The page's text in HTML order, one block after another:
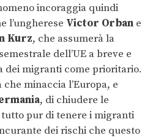
incoraggia quindi
l’ungherese Victor Orban e
Kurz, che assumerà la
dell’UE a breve e
dei migranti come prioritario.
che minaccia l’Europa, e
, di chiudere le
pur di tenere i migranti
dei rischi che questo